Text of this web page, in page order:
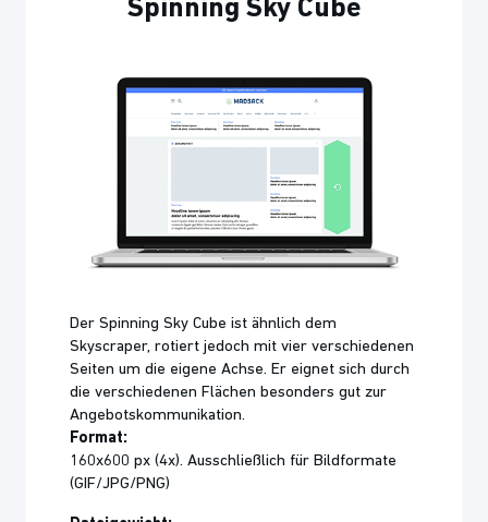
Spinning Sky Cube
Der Spinning Sky Cube ist ähnlich dem
Skyscraper, rotiert jedoch mit vier verschiedenen
Seiten um die eigene Achse. Er eignet sich durch
die verschiedenen Flächen besonders gut zur
Angebotskommunikation.
Format:
160x600 px (4x). Ausschließlich für Bildformate
(GIF/JPG/PNG)